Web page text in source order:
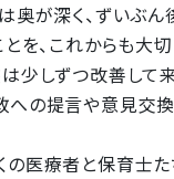
が深く、ずいぶん
を、これからも大切
少しずつ改善し
の提言や意見交
医療者と保育士